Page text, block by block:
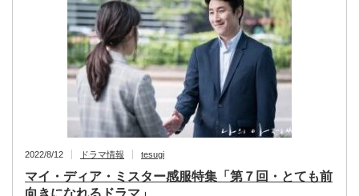
2022/8/12 ドラマ情報 tesugi
マイ・ディア・ミスター感服特集「第７回・とても前
向きになれるドラマ」